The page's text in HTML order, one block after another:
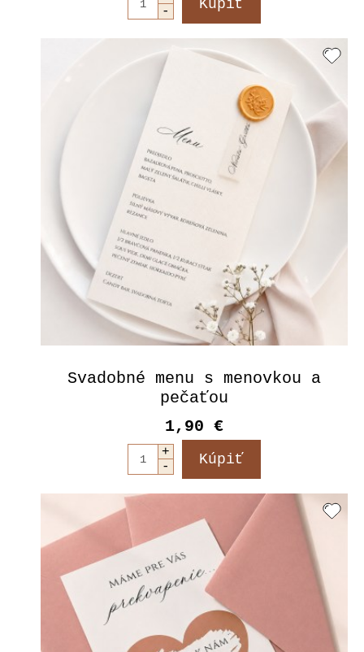
Svadobné menu s menovkou a
pečaťou
1,90 €